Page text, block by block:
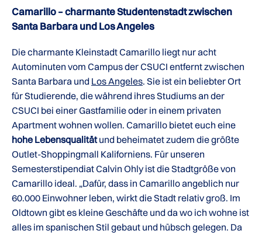
Camarillo – charmante Studentenstadt zwischen
Santa Barbara und Los Angeles
Die charmante Kleinstadt Camarillo liegt nur acht
Autominuten vom Campus der CSUCI entfernt zwischen
Santa Barbara und Los Angeles. Sie ist ein beliebter Ort
für Studierende, die während ihres Studiums an der
CSUCI bei einer Gastfamilie oder in einem privaten
Apartment wohnen wollen. Camarillo bietet euch eine
hohe Lebensqualitätund beheimatet zudem die größte
Outlet-Shoppingmall Kaliforniens. Für unseren
Semesterstipendiat Calvin Ohly ist die Stadtgröße von
Camarillo ideal. „Dafür, dass in Camarillo angeblich nur
60.000 Einwohner leben, wirkt die Stadt relativ groß. Im
Oldtown gibt es kleine Geschäfte und da wo ich wohne ist
alles im spanischen Stil gebaut und hübsch gelegen. Da